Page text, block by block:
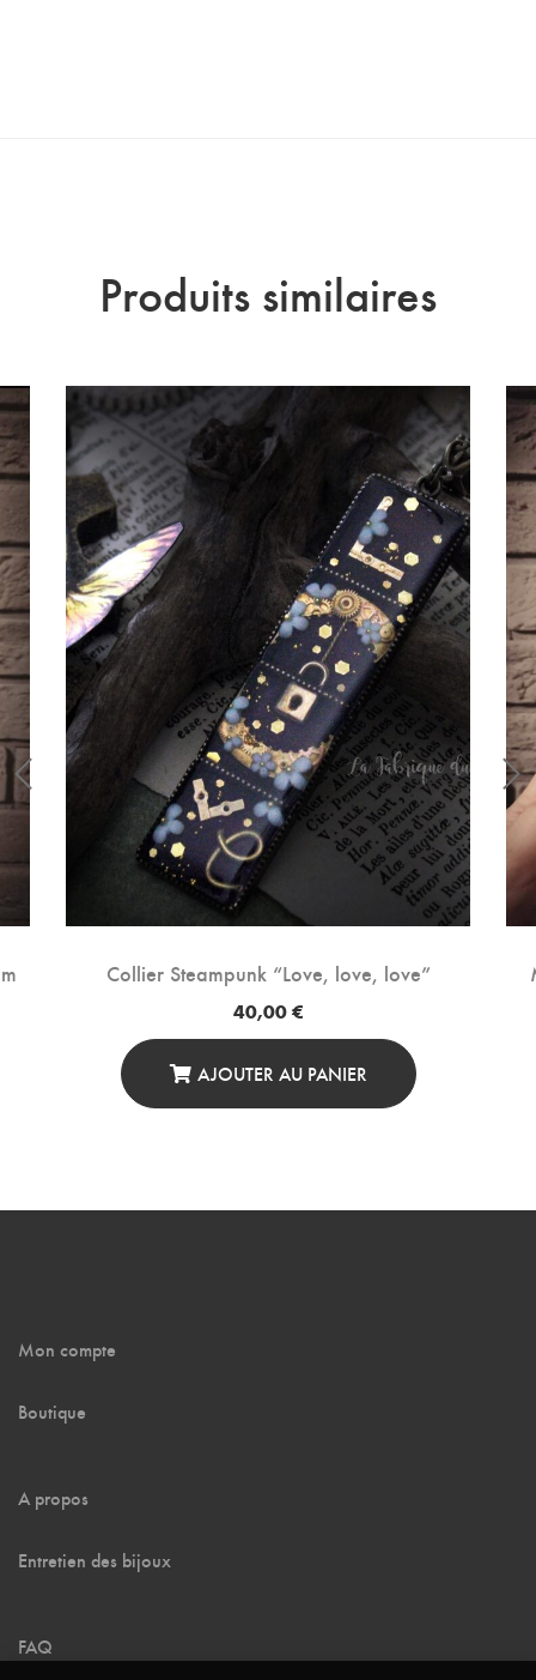
Produits similaires
Collier Steampunk “Love, love, love”
40,00€
AJOUTER AU PANIER
Mon compte
Boutique
A propos
Entretien des bijoux
FAQ